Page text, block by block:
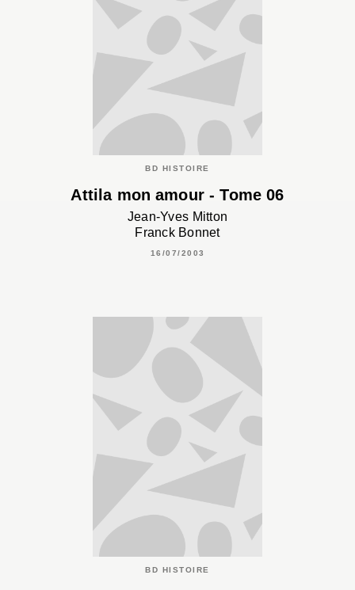
BD HISTOIRE
Attila mon amour - Tome 06
Jean-Yves Mitton
Franck Bonnet
16/07/2003
BD HISTOIRE